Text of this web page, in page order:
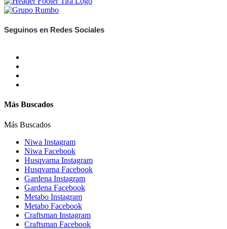
Seguinos en Redes Sociales
Más Buscados
Más Buscados
Niwa Instagram
Niwa Facebook
Husqvarna Instagram
Husqvarna Facebook
Gardena Instagram
Gardena Facebook
Metabo Instagram
Metabo Facebook
Craftsman Instagram
Craftsman Facebook